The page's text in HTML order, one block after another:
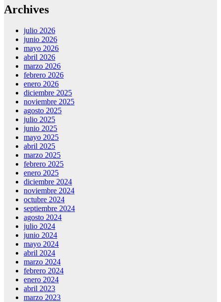
Archives
julio 2026
junio 2026
mayo 2026
abril 2026
marzo 2026
febrero 2026
enero 2026
diciembre 2025
noviembre 2025
agosto 2025
julio 2025
junio 2025
mayo 2025
abril 2025
marzo 2025
febrero 2025
enero 2025
diciembre 2024
noviembre 2024
octubre 2024
septiembre 2024
agosto 2024
julio 2024
junio 2024
mayo 2024
abril 2024
marzo 2024
febrero 2024
enero 2024
abril 2023
marzo 2023